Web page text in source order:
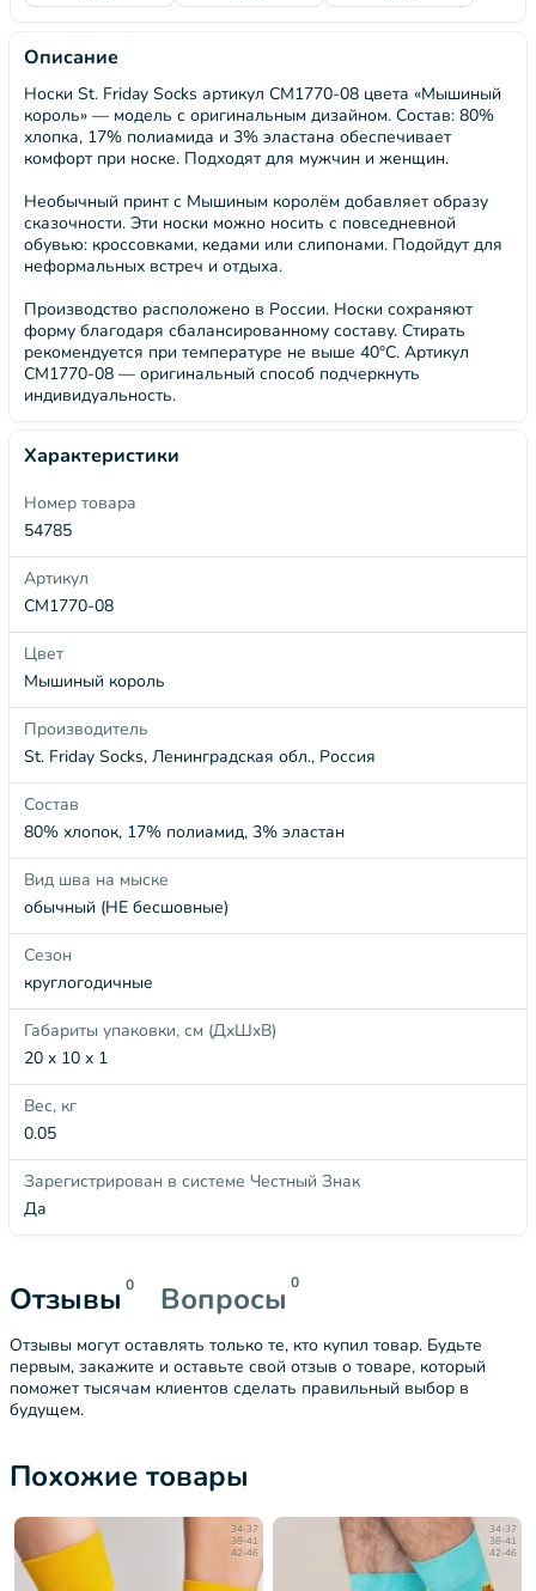
Описание
Носки St. Friday Socks артикул СМ1770-08 цвета «Мышиный
король» — модель с оригинальным дизайном. Состав: 80%
хлопка, 17% полиамида и 3% эластана обеспечивает
комфорт при носке. Подходят для мужчин и женщин.
Необычный принт с Мышиным королём добавляет образу
сказочности. Эти носки можно носить с повседневной
обувью: кроссовками, кедами или слипонами. Подойдут для
неформальных встреч и отдыха.
Производство расположено в России. Носки сохраняют
форму благодаря сбалансированному составу. Стирать
рекомендуется при температуре не выше 40°C. Артикул
СМ1770-08 — оригинальный способ подчеркнуть
индивидуальность.
Характеристики
Номер товара
54785
Артикул
СМ1770-08
Цвет
Мышиный король
Производитель
St. Friday Socks, Ленинградская обл., Россия
Состав
80% хлопок, 17% полиамид, 3% эластан
Вид шва на мыске
обычный (НЕ бесшовные)
Сезон
круглогодичные
Габариты упаковки, см (ДхШхВ)
20 x 10 x 1
Вес, кг
0.05
Зарегистрирован в системе Честный Знак
Да
Отзывы 0 Вопросы 0
Отзывы могут оставлять только те, кто купил товар. Будьте
первым, закажите и оставьте свой отзыв о товаре, который
поможет тысячам клиентов сделать правильный выбор в
будущем.
Похожие товары
34-37
38-41
42-46
34-37
38-41
42-46